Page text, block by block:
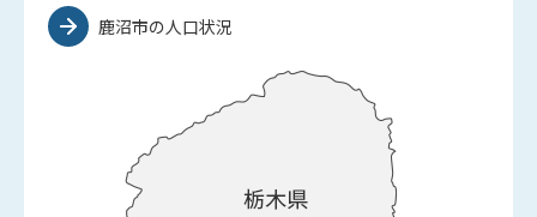
鹿沼市の人口状況